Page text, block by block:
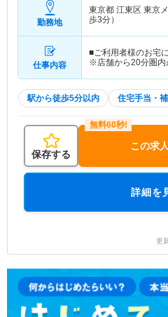
勤務地
東京都 江東区 東京
歩3分）
仕事内容
■ご利用者様のお宅
※店舗から20分圏
駅から徒歩5分以内 住宅手当・
保存する
この求
詳細を
更